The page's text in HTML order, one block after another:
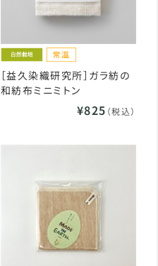
［益久染織研究所］ガラ紡の
和紡布ミニミトン
¥825 （税込）